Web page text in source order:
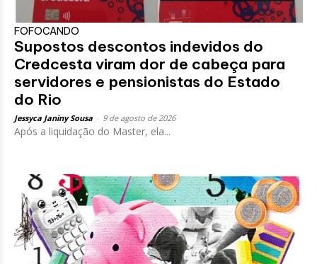
FOFOCANDO
Supostos descontos indevidos do
Credcesta viram dor de cabeça para
servidores e pensionistas do Estado
do Rio
Jessyca Janiny Sousa 9 de agosto de 2026
Após a liquidação do Master, ela...